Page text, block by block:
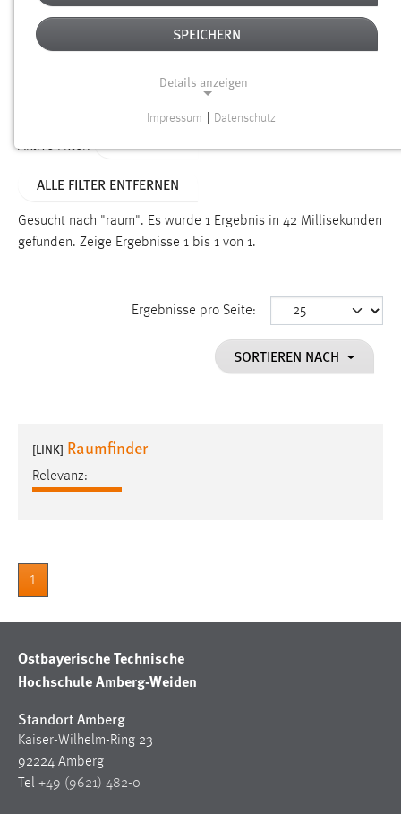
Alter
Aktive Filter:
ALLE FILTER ENTFERNEN
Gesucht nach "raum". Es wurde 1 Ergebnis in 42 Millisekunden
gefunden. Zeige Ergebnisse 1 bis 1 von 1.
Ergebnisse pro Seite:
SORTIEREN NACH
[LINK] Raumfinder
Relevanz:
1
Ostbayerische Technische
Hochschule Amberg-Weiden
Standort Amberg
Kaiser-Wilhelm-Ring 23
92224 Amberg
Tel +49 (9621) 482-0
SPEICHERN
Details anzeigen
Funktionen und sind für die einwandfreie Funktion der
Einverständnis
cookie_consent
Dieser Cookie speichert die ausgewählten Einverständnis-
Performance
Sprachpräferenz
site-language-preference
Zweck:
Das Cookie speichert die gewählte Sprache der Website.
Impressum Datenschutz